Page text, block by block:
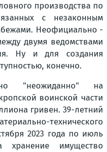
производства по
с незаконным
Неофициально -
двумя ведомствами
Ну и для создания
конечно.
"неожиданно" на
воинской части
гривен. 39-летний
технического
2023 года по июль
имущество